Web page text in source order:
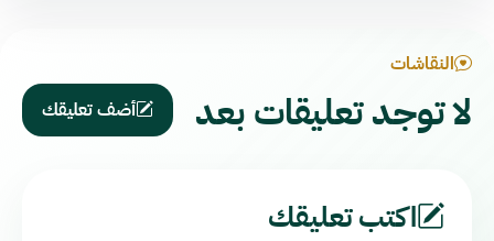
النقاشات
لا توجد تعليقات بعد أضف تعليقك
اكتب تعليقك